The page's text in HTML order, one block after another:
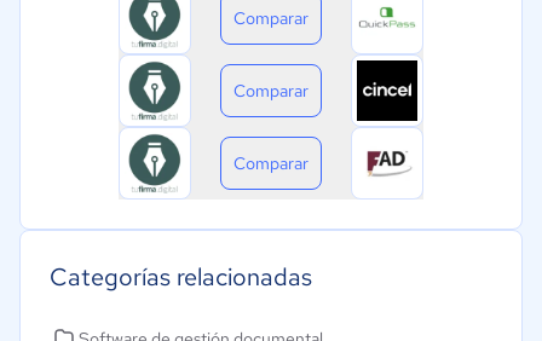
Comparar
Comparar
Comparar
Categorías relacionadas